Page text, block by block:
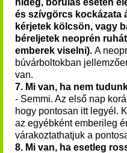
hideg, borulás esetén
és szívgörcs kockázata
kérjetek kölcsön, vagy
béreljetek neoprén
emberek viselni). A
búvárboltokban
van.
7. Mi van, ha nem
- Semmi. Az első nap
hogy pontosan itt legyél.
az egyébként emberileg
várakoztathatjuk a
8. Mi van, ha esetleg